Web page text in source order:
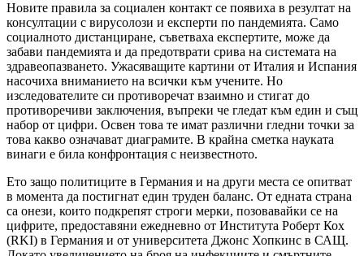
Новите правила за социален контакт се появиха в резултат на
консултации с вирусолози и експерти по пандемията. Само
социалното дистанциране, съветваха експертите, може да
забави пандемията и да предотврати срива на системата на
здравеопазването. Ужасяващите картини от Италия и Испания
насочиха вниманието на всички към учените. Но
изследователите си противоречат взаимно и стигат до
противоречиви заключения, въпреки че гледат към един и същ
набор от цифри. Освен това те имат различни гледни точки за
това какво означават диаграмите. В крайна сметка науката
винаги е била конфронтация с неизвестното.
Ето защо политиците в Германия и на други места се опитват
в момента да постигнат един труден баланс. От едната страна
са онези, които подкрепят строги мерки, позовавайки се на
цифрите, предоставяни ежедневно от Института Роберт Кох
(RKI) в Германия и от университета Джонс Хопкинс в САЩ.